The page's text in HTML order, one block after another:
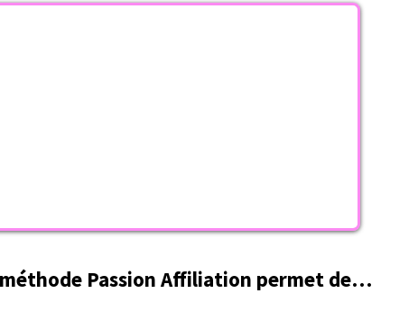
Passion Affiliation permet de…